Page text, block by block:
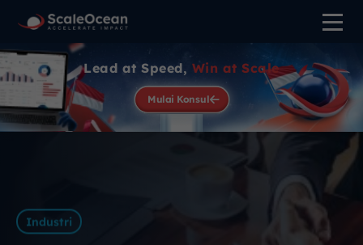
Lead at Speed, Win at Scale
Mulai Konsul
Industri